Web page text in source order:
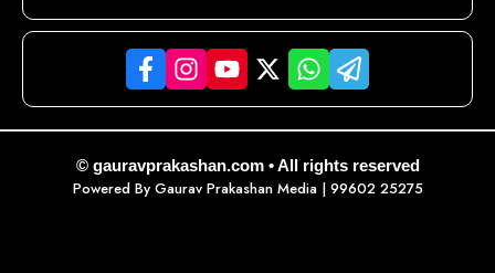
© gauravprakashan.com • All rights reserved
Powered By Gaurav Prakashan Media| 99602 25275